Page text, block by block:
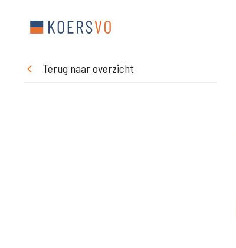
Terug naar overzicht